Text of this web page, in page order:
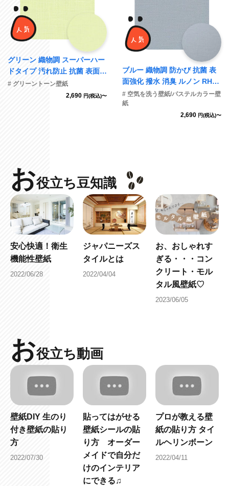
グリーン 織物調 スーパーハー
ドタイプ 汚れ防止 抗菌 表面強
化 防かび SINCOL BB2309 旧
# グリーントーン壁紙
2,690 円(税込)〜
ブルー 織物調 防かび 抗菌 表
面強化 撥水 消臭 ルノン RH-9
140
# 空気を洗う壁紙/パステルカラー壁
紙
2,690 円(税込)〜
お役立ち豆知識
安心快適！衛生
機能性壁紙
2022/06/28
ジャパニーズス
タイルとは
2022/04/04
お、おしゃれす
ぎる・・・コン
クリート・モル
タル風壁紙♡
2023/06/05
お役立ち動画
壁紙DIY 生のり
付き壁紙の貼り
方
2022/07/30
貼ってはがせる
壁紙シールの貼
り方 オーダー
メイドで自分だ
けのインテリア
にできる♫
プロが教える壁
紙の貼り方 タイ
ルヘリンボーン
2022/04/11